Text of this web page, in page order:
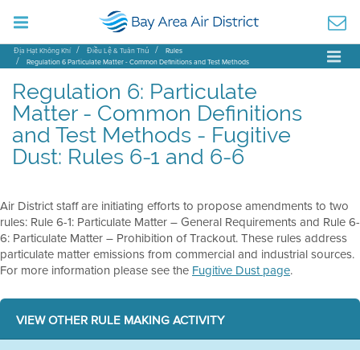
Địa Hạt Không Khí Điều Lệ & Tuân Thủ
Rules
Regulation 6 Particulate Matter - Common Definitions and Test Methods
Regulation 6: Particulate
Matter - Common Definitions
and Test Methods - Fugitive
Dust: Rules 6-1 and 6-6
Air District staff are initiating efforts to propose amendments to two
rules: Rule 6-1: Particulate Matter – General Requirements and Rule 6-
6: Particulate Matter – Prohibition of Trackout. These rules address
particulate matter emissions from commercial and industrial sources.
For more information please see the Fugitive Dust page.
VIEW OTHER RULE MAKING ACTIVITY